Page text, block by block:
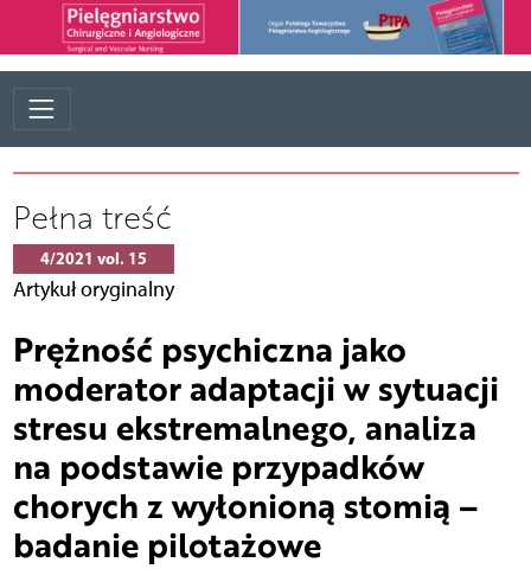
Pełna treść
4/2021 vol. 15
Artykuł oryginalny
Prężność psychiczna jako
moderator adaptacji w sytuacji
stresu ekstremalnego, analiza
na podstawie przypadków
chorych z wyłonioną stomią –
badanie pilotażowe